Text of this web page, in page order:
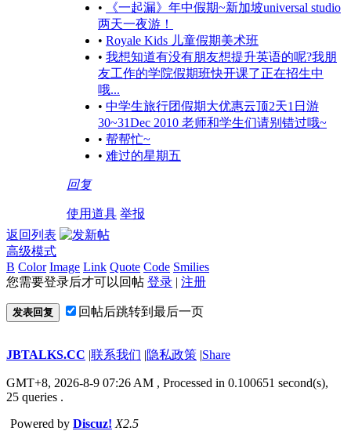
•
《一起漏》年中假期~新加坡universal studio
两天一夜游！
• Royale Kids 儿童假期美术班
• 我想知道有没有朋友想提升英语的呢?我朋
友工作的学院假期班快开课了正在招生中
哦...
• 中学生旅行团假期大优惠云顶2天1日游
30~31Dec 2010 老师和学生们请别错过哦~
• 帮帮忙~
• 难过的星期五
回复
使用道具 举报
返回列表
高级模式
B Color Image Link Quote Code Smilies
您需要登录后才可以回帖 登录 | 注册
发表回复 回帖后跳转到最后一页
JBTALKS.CC |联系我们 |隐私政策 |Share
GMT+8, 2026-8-9 07:26 AM , Processed in 0.100651 second(s),
25 queries .
Powered by Discuz! X2.5